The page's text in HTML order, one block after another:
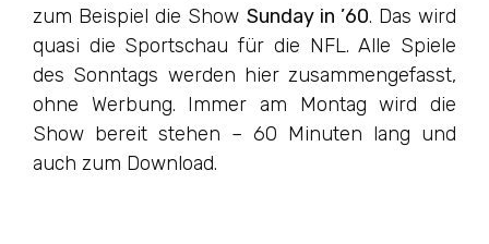
zum Beispiel die Show Sunday in ’60. Das wird
quasi die Sportschau für die NFL. Alle Spiele
des Sonntags werden hier zusammengefasst,
ohne Werbung. Immer am Montag wird die
Show bereit stehen – 60 Minuten lang und
auch zum Download.